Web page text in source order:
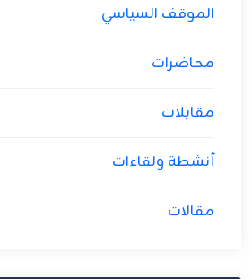
الموقف السياسي
محاضرات
مقابلات
أنشطة ولقاءات
مقالات